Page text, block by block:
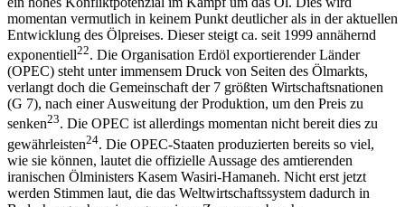
momentan vermutlich in keinem Punkt deutlicher als in der aktuellen
Entwicklung des Ölpreises. Dieser steigt ca. seit 1999 annähernd
exponentiell22. Die Organisation Erdöl exportierender Länder
(OPEC) steht unter immensem Druck von Seiten des Ölmarkts,
verlangt doch die Gemeinschaft der 7 größten Wirtschaftsnationen
(G 7), nach einer Ausweitung der Produktion, um den Preis zu
senken23. Die OPEC ist allerdings momentan nicht bereit dies zu
gewährleisten24. Die OPEC-Staaten produzierten bereits so viel,
wie sie können, lautet die offizielle Aussage des amtierenden
iranischen Ölministers Kasem Wasiri-Hamaneh. Nicht erst jetzt
werden Stimmen laut, die das Weltwirtschaftssystem dadurch in